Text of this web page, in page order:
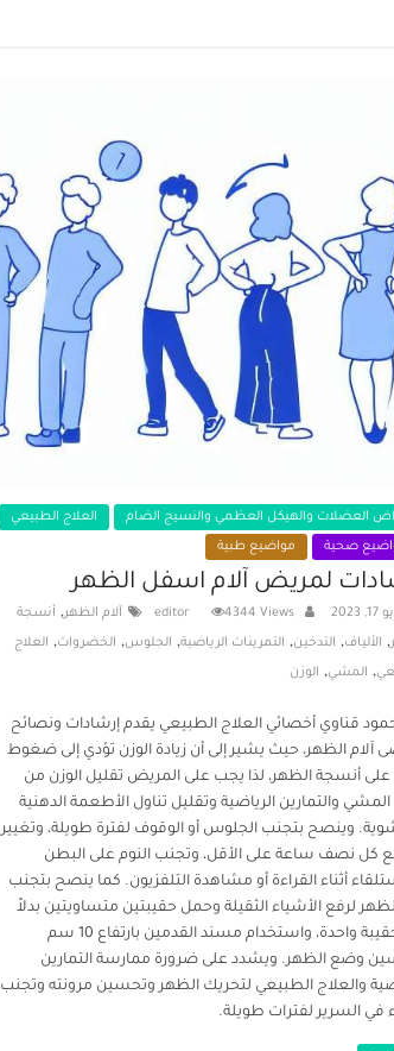
العضلات والهيكل العظمي والنسيج الضام العلاج الطبيعي
صحية مواضيع طبية
لمريض آلام اسفل الظهر
2023
editor 4344 Views آلام الظهر, أنسجة
, الألياف, التدخين, التمرينات الرياضية, الجلوس, الخضروات, العلاج
, المشي, الوزن
قناوي أخصائي العلاج الطبيعي يقدم إرشادات ونصائح
آلام الظهر، حيث يشير إلى أن زيادة الوزن تؤدي إلى ضغوط
على أنسجة الظهر، لذا يجب على المريض تقليل الوزن من
المشي والتمارين الرياضية وتقليل تناول الأطعمة الدهنية
وينصح بتجنب الجلوس أو الوقوف لفترة طويلة، وتغيير
كل نصف ساعة على الأقل، وتجنب النوم على البطن
أثناء القراءة أو مشاهدة التلفزيون. كما ينصح بتجنب
لرفع الأشياء الثقيلة وحمل حقيبتين متساويتين بدلاً
من حقيبة واحدة، واستخدام مسند القدمين بارتفاع 10 سم
وضع الظهر. ويشدد على ضرورة ممارسة التمارين
والعلاج الطبيعي لتحريك الظهر وتحسين مرونته وتجنب
في السرير لفترات طويلة.